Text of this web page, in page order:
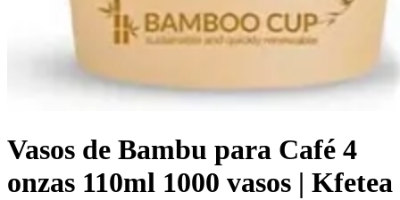
Vasos de Bambu para Café 4
onzas 110ml 1000 vasos | Kfetea